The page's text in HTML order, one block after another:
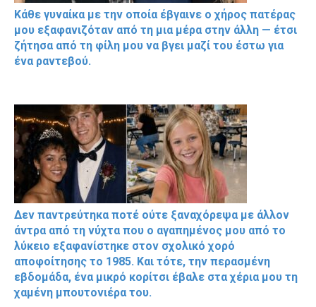
Κάθε γυναίκα με την οποία έβγαινε ο χήρος πατέρας
μου εξαφανιζόταν από τη μια μέρα στην άλλη — έτσι
ζήτησα από τη φίλη μου να βγει μαζί του έστω για
ένα ραντεβού.
Δεν παντρεύτηκα ποτέ ούτε ξαναχόρεψα με άλλον
άντρα από τη νύχτα που ο αγαπημένος μου από το
λύκειο εξαφανίστηκε στον σχολικό χορό
αποφοίτησης το 1985. Και τότε, την περασμένη
εβδομάδα, ένα μικρό κορίτσι έβαλε στα χέρια μου τη
χαμένη μπουτονιέρα του.